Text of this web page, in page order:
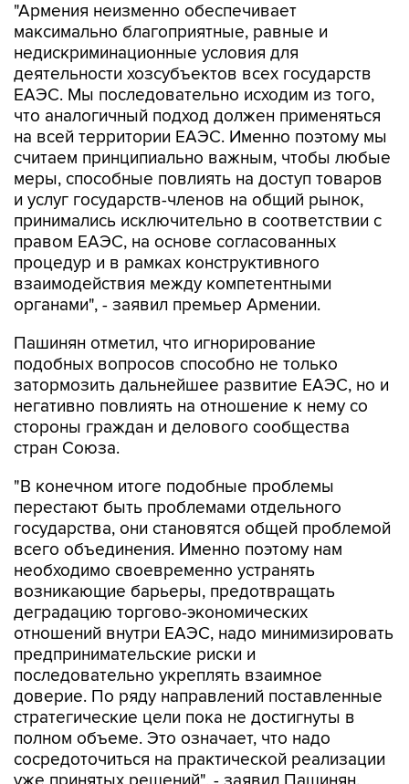
"Армения неизменно обеспечивает
максимально благоприятные, равные и
недискриминационные условия для
деятельности хозсубъектов всех государств
ЕАЭС. Мы последовательно исходим из того,
что аналогичный подход должен применяться
на всей территории ЕАЭС. Именно поэтому мы
считаем принципиально важным, чтобы любые
меры, способные повлиять на доступ товаров
и услуг государств-членов на общий рынок,
принимались исключительно в соответствии с
правом ЕАЭС, на основе согласованных
процедур и в рамках конструктивного
взаимодействия между компетентными
органами", - заявил премьер Армении.
Пашинян отметил, что игнорирование
подобных вопросов способно не только
затормозить дальнейшее развитие ЕАЭС, но и
негативно повлиять на отношение к нему со
стороны граждан и делового сообщества
стран Союза.
"В конечном итоге подобные проблемы
перестают быть проблемами отдельного
государства, они становятся общей проблемой
всего объединения. Именно поэтому нам
необходимо своевременно устранять
возникающие барьеры, предотвращать
деградацию торгово-экономических
отношений внутри ЕАЭС, надо минимизировать
предпринимательские риски и
последовательно укреплять взаимное
доверие. По ряду направлений поставленные
стратегические цели пока не достигнуты в
полном объеме. Это означает, что надо
сосредоточиться на практической реализации